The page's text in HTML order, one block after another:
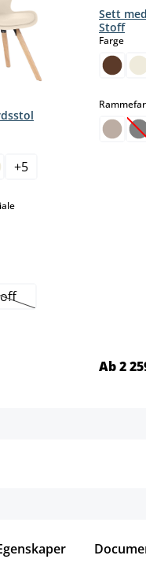
er foreløpig ikke
er foreløpig ikke
er foreløpig ikke
+5
select
er foreløpig ikke
er foreløpig ikke
(Dette alternativet er
Sett
Stoff
Fargeselect
Ab 2